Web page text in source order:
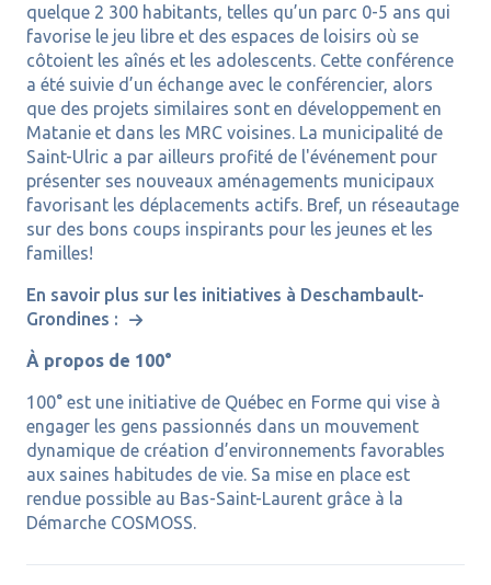
quelque 2 300 habitants, telles qu’un parc 0-5 ans qui
favorise le jeu libre et des espaces de loisirs où se
côtoient les aînés et les adolescents. Cette conférence
a été suivie d’un échange avec le conférencier, alors
que des projets similaires sont en développement en
Matanie et dans les MRC voisines. La municipalité de
Saint-Ulric a par ailleurs profité de l'événement pour
présenter ses nouveaux aménagements municipaux
favorisant les déplacements actifs. Bref, un réseautage
sur des bons coups inspirants pour les jeunes et les
familles!
En savoir plus sur les initiatives à Deschambault-
Grondines :
À propos de 100°
100° est une initiative de Québec en Forme qui vise à
engager les gens passionnés dans un mouvement
dynamique de création d’environnements favorables
aux saines habitudes de vie. Sa mise en place est
rendue possible au Bas-Saint-Laurent grâce à la
Démarche COSMOSS.